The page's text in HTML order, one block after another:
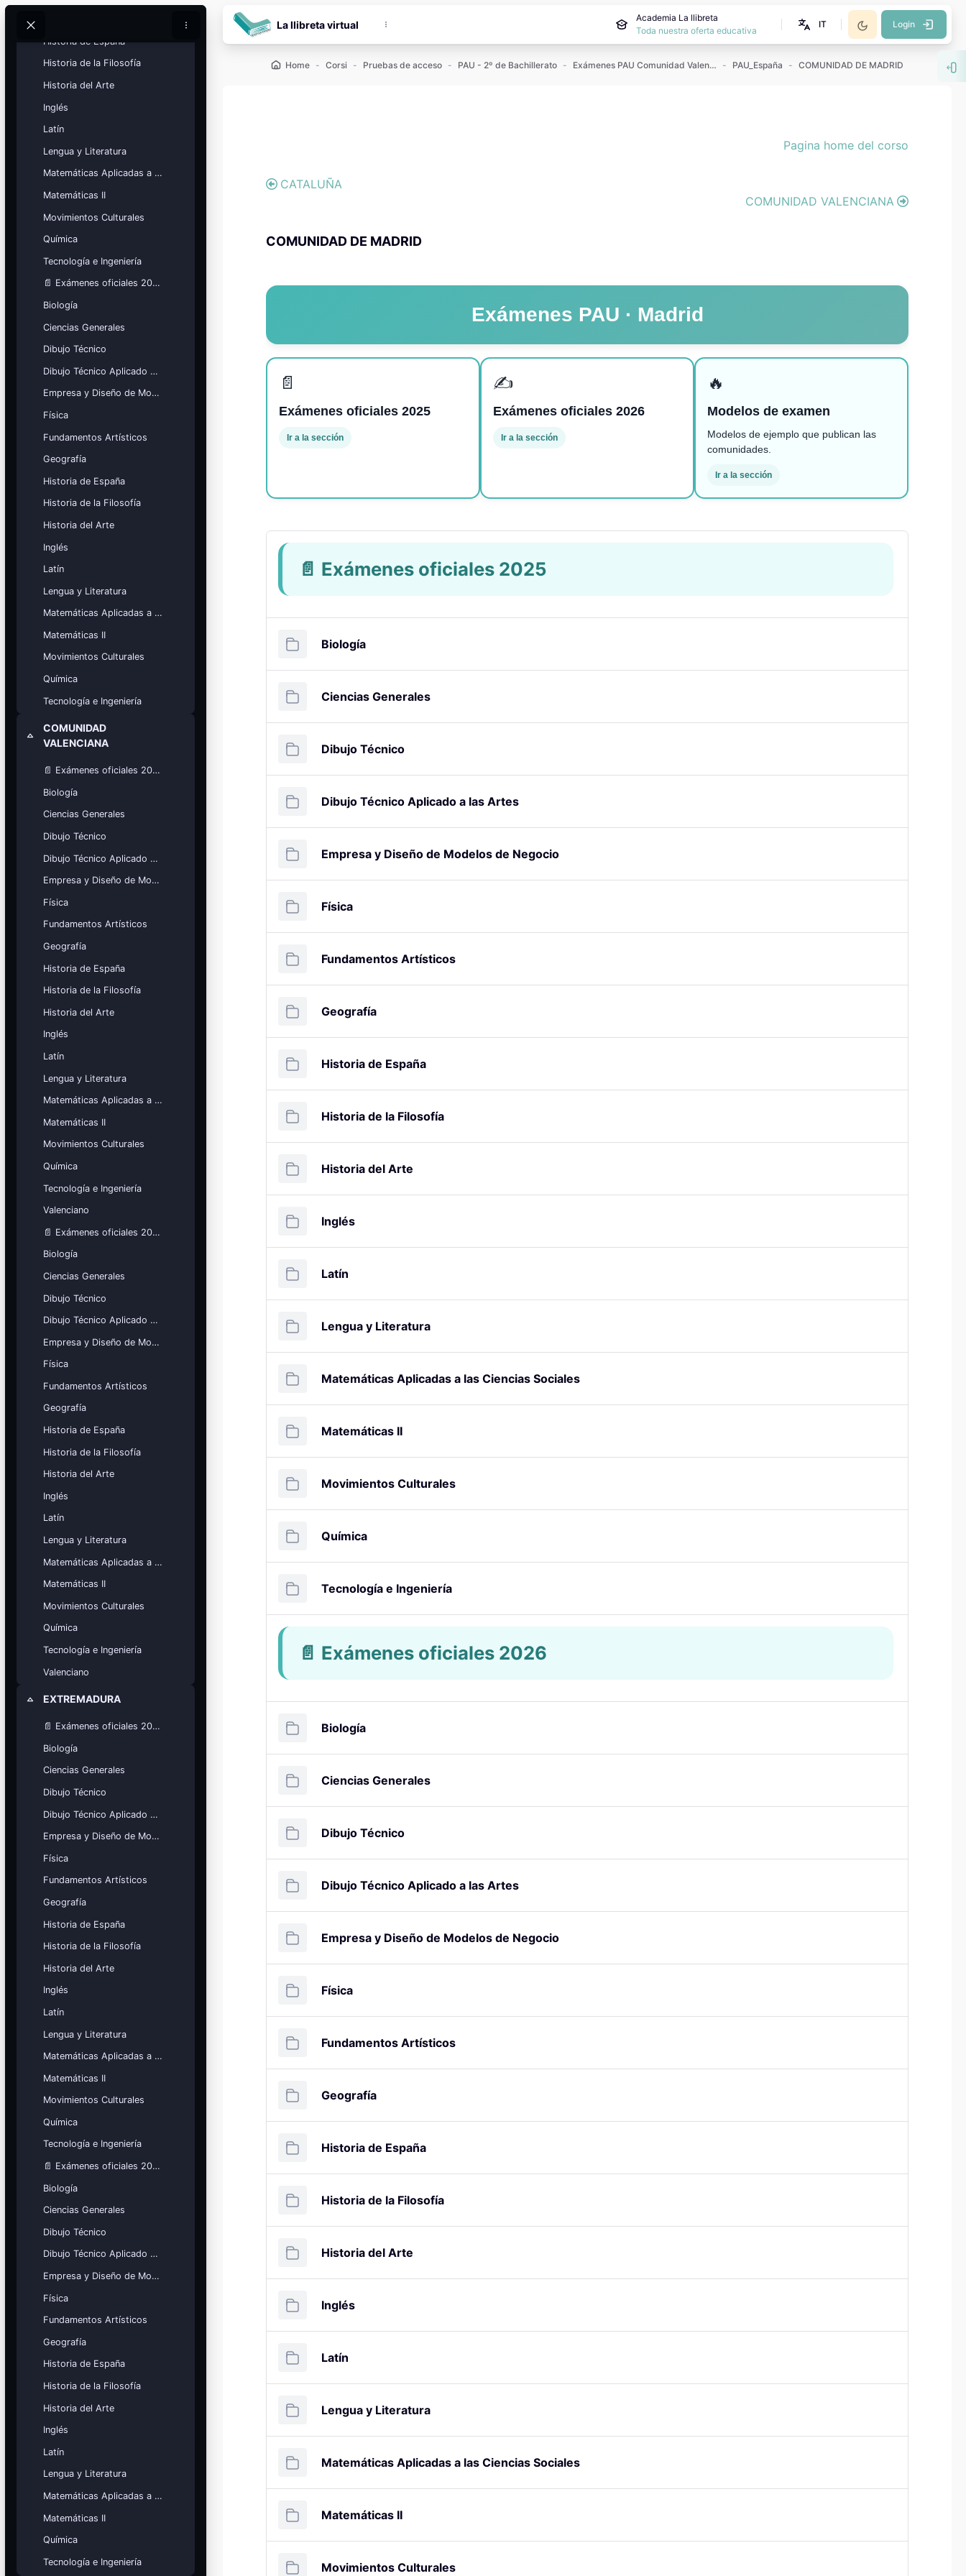
Cerca
BlocchiCalendario
académico
clave.
Ver calendario
Mis cursos
NOTA!
Blocchi
Historia de España
Historia de la Filosofía
Historia del Arte
Inglés
Latín
Lengua y Literatura
Matemáticas Aplicadas a las Ciencias Sociales
Matemáticas II
Movimientos Culturales
Química
Tecnología e Ingeniería
📄 Exámenes oficiales 2026
Biología
Ciencias Generales
Dibujo Técnico
Dibujo Técnico Aplicado a las Artes
Empresa y Diseño de Modelos de Negocio
Física
Fundamentos Artísticos
Geografía
Historia de España
Historia de la Filosofía
Historia del Arte
Inglés
Latín
Lengua y Literatura
Matemáticas Aplicadas a las Ciencias Sociales
Matemáticas II
Movimientos Culturales
Química
Tecnología e Ingeniería
Minimizza
COMUNIDAD
VALENCIANA
📄 Exámenes oficiales 2025
Biología
Ciencias Generales
Dibujo Técnico
Dibujo Técnico Aplicado a las Artes
Empresa y Diseño de Modelos de Negocio
Física
Fundamentos Artísticos
Geografía
Historia de España
Historia de la Filosofía
Historia del Arte
Inglés
Latín
Lengua y Literatura
Matemáticas Aplicadas a las Ciencias Sociales
Matemáticas II
Movimientos Culturales
Química
Tecnología e Ingeniería
Valenciano
📄 Exámenes oficiales 2026
Biología
Ciencias Generales
Dibujo Técnico
Dibujo Técnico Aplicado a las Artes
Empresa y Diseño de Modelos de Negocio
Física
Fundamentos Artísticos
Geografía
Historia de España
Historia de la Filosofía
Historia del Arte
Inglés
Latín
Lengua y Literatura
Matemáticas Aplicadas a las Ciencias Sociales
Matemáticas II
Movimientos Culturales
Química
Tecnología e Ingeniería
Valenciano
Minimizza
EXTREMADURA
📄 Exámenes oficiales 2025
Biología
Ciencias Generales
Dibujo Técnico
Dibujo Técnico Aplicado a las Artes
Empresa y Diseño de Modelos de Negocio
Física
Fundamentos Artísticos
Geografía
Historia de España
Historia de la Filosofía
Historia del Arte
Inglés
Latín
Lengua y Literatura
Matemáticas Aplicadas a las Ciencias Sociales
Matemáticas II
Movimientos Culturales
Química
Tecnología e Ingeniería
📄 Exámenes oficiales 2026
Biología
Ciencias Generales
Dibujo Técnico
Dibujo Técnico Aplicado a las Artes
Empresa y Diseño de Modelos de Negocio
Física
Fundamentos Artísticos
Geografía
Historia de España
Historia de la Filosofía
Historia del Arte
Inglés
Latín
Lengua y Literatura
Matemáticas Aplicadas a las Ciencias Sociales
Matemáticas II
Química
Tecnología e Ingeniería
La llibreta virtual
Academia La llibreta
Toda nuestra oferta educativa
IT Login
Home Corsi Pruebas de acceso PAU - 2º de Bachillerato Exámenes PAU Comunidad Valenciana PAU_España COMUNIDAD DE MADRID
Pagina home del corso
CATALUÑA
COMUNIDAD VALENCIANA
COMUNIDAD DE MADRID
Exámenes PAU · Madrid
📄
Exámenes oficiales 2025
Ir a la sección
✍️
Exámenes oficiales 2026
Ir a la sección
🔥
Modelos de examen
Modelos de ejemplo que publican las
comunidades.
Ir a la sección
📄 Exámenes oficiales 2025
Biología
Ciencias Generales
Dibujo Técnico
Dibujo Técnico Aplicado a las Artes
Empresa y Diseño de Modelos de Negocio
Física
Fundamentos Artísticos
Geografía
Historia de España
Historia de la Filosofía
Historia del Arte
Inglés
Latín
Lengua y Literatura
Matemáticas Aplicadas a las Ciencias Sociales
Matemáticas II
Movimientos Culturales
Química
Tecnología e Ingeniería
📄 Exámenes oficiales 2026
Biología
Ciencias Generales
Dibujo Técnico
Dibujo Técnico Aplicado a las Artes
Empresa y Diseño de Modelos de Negocio
Física
Fundamentos Artísticos
Geografía
Historia de España
Historia de la Filosofía
Historia del Arte
Inglés
Latín
Lengua y Literatura
Matemáticas Aplicadas a las Ciencias Sociales
Matemáticas II
Movimientos Culturales